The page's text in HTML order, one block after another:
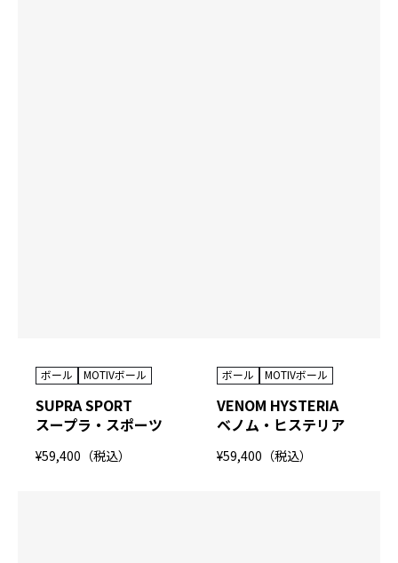
ボール MOTIVボール
SUPRA SPORT
スープラ・スポーツ
¥59,400（税込）
ボール MOTIVボール
VENOM HYSTERIA
ベノム・ヒステリア
¥59,400（税込）